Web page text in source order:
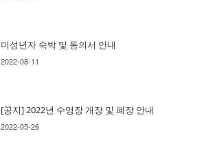
미성년자 숙박 및 동의서 안내
2022-08-11
[공지] 2022년 수영장 개장 및 폐장 안내
2022-05-26